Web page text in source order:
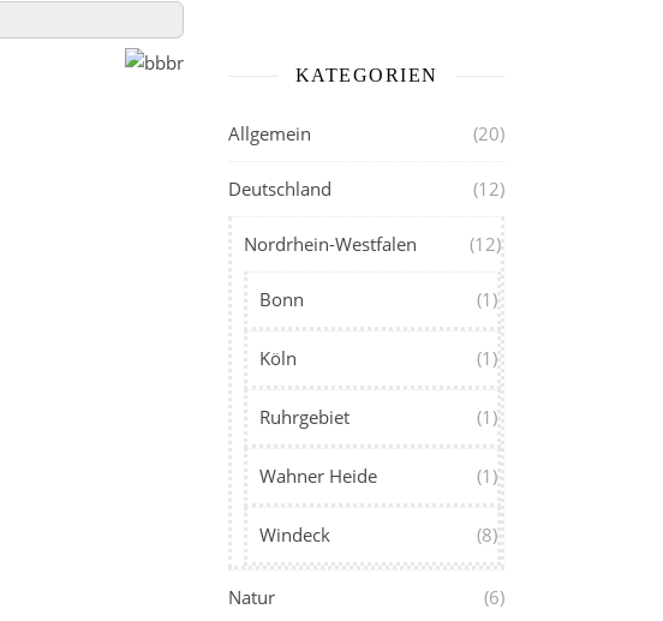
KATEGORIEN
Allgemein (20)
Deutschland (12)
Nordrhein-Westfalen (12)
Bonn (1)
Köln (1)
Ruhrgebiet (1)
Wahner Heide (1)
Windeck (8)
Natur (6)